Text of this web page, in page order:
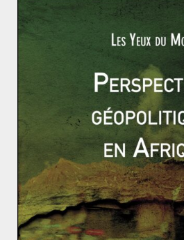
La Croatie, finaliste
également fait parler d’elle.
de corruption, le football
parenthèse heureuse lors de
La présidente croate Kolinda
depuis le quart de finale contre la
comme la première
arborant le maillot croate
impossible de rater Kolinda
présidente conservatrice qui
présentable au nationalisme,
le vestiaire des bleus aux côtés
Emmanuel Macron lors des